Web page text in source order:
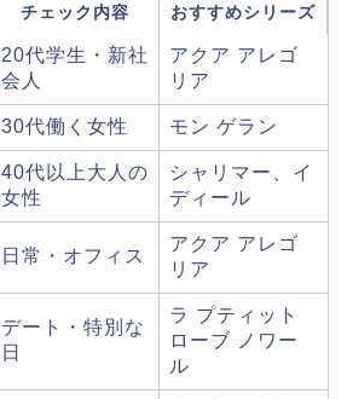
チェック内容 おすすめシリーズ
20代学生・新社
会人
アクア アレゴ
リア
30代働く女性 モン ゲラン
40代以上大人の
女性
シャリマー、イ
ディール
日常・オフィス
アクア アレゴ
リア
デート・特別な
日
ラ プティット
ローブ ノワー
ル